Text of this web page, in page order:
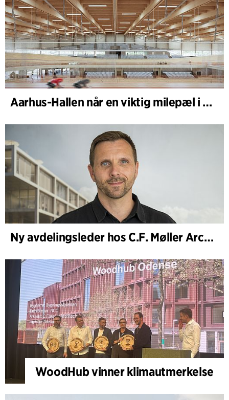
Aarhus-Hallen når en viktig milepæl i den pågående skisseprosessen
Ny avdelingsleder hos C.F. Møller Architects i København
WoodHub vinner klimautmerkelse